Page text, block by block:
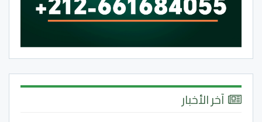
آخر الأخبار